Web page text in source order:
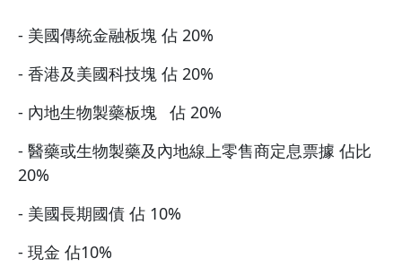
- 美國傳統金融板塊 佔 20%
- 香港及美國科技塊 佔 20%
- 內地生物製藥板塊
佔 20%
- 醫藥或生物製藥及內地線上零售商定息票據 佔比
20%
- 美國長期國債 佔 10%
- 現金 佔10%